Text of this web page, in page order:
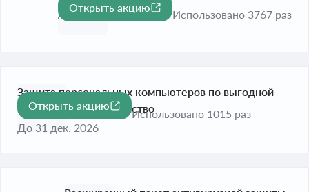
До 31 дек. 2026
Открыть акцию
Использовано 3767 раз
Защита персональных компьютеров по выгодной
цене в год за 1 устройство
До 31 дек. 2026
Открыть акцию
Использовано 1015 раз